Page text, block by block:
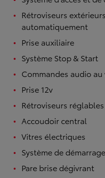
Rétroviseurs
automatiquement
Prise auxiliaire
Système Stop & Start
Commandes audio
Prise 12v
Rétroviseurs
Accoudoir central
Vitres électriques
Système de
Pare brise dégivrant